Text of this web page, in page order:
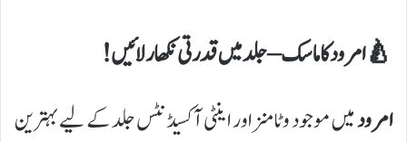
🍐 امرود کا ماسک – جلد میں قدرتی نکھار لائیں!
امرودمیں موجود وٹامنز اور اینٹی آکسیڈنٹس جلد کے لیے بہترین